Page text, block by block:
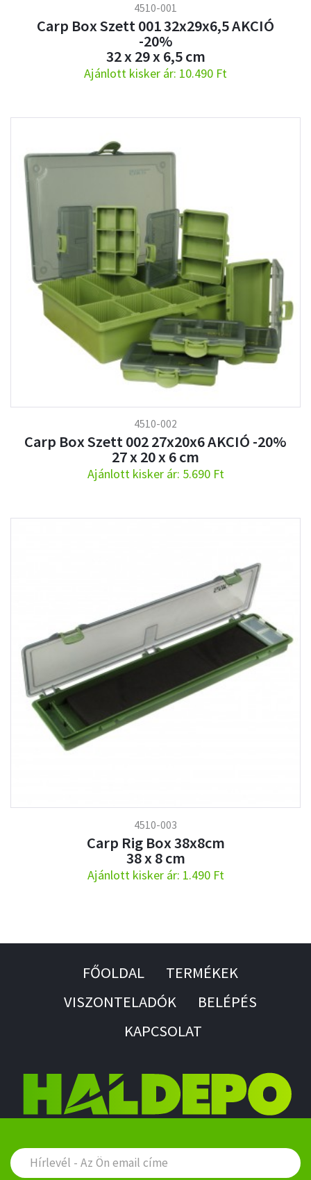
4510-001
Carp Box Szett 001 32x29x6,5 AKCIÓ
-20%
32 x 29 x 6,5 cm
Ajánlott kisker ár: 10.490 Ft
4510-002
Carp Box Szett 002 27x20x6 AKCIÓ -20%
27 x 20 x 6 cm
Ajánlott kisker ár: 5.690 Ft
4510-003
Carp Rig Box 38x8cm
38 x 8 cm
Ajánlott kisker ár: 1.490 Ft
FŐOLDAL
TERMÉKEK
VISZONTELADÓK
BELÉPÉS
KAPCSOLAT